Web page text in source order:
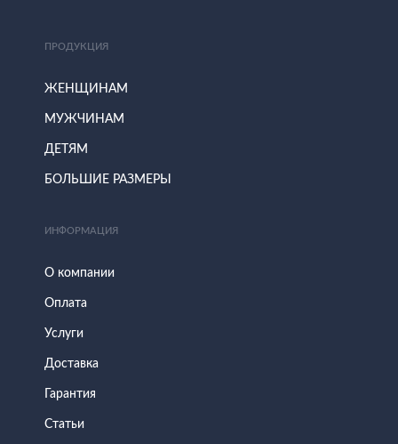
ПРОДУКЦИЯ
ЖЕНЩИНАМ
МУЖЧИНАМ
ДЕТЯМ
БОЛЬШИЕ РАЗМЕРЫ
ИНФОРМАЦИЯ
О компании
Оплата
Услуги
Доставка
Гарантия
Статьи